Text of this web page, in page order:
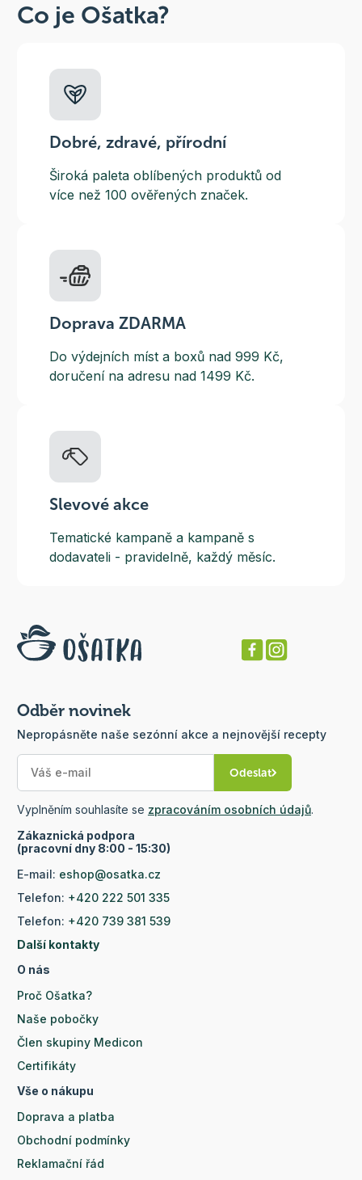
Co je Ošatka?
Dobré, zdravé, přírodní
Široká paleta oblíbených produktů od
více než 100 ověřených značek.
Doprava ZDARMA
Do výdejních míst a boxů nad 999 Kč,
doručení na adresu nad 1499 Kč.
Slevové akce
Tematické kampaně a kampaně s
dodavateli - pravidelně, každý měsíc.
Odběr novinek
Nepropásněte naše sezónní akce a nejnovější recepty
Odeslat
Vyplněním souhlasíte se zpracováním osobních údajů.
Zákaznická podpora
(pracovní dny 8:00 - 15:30)
E-mail: eshop@osatka.cz
Telefon: +420 222 501 335
Telefon: +420 739 381 539
Další kontakty
O nás
Proč Ošatka?
Naše pobočky
Člen skupiny Medicon
Certifikáty
Vše o nákupu
Doprava a platba
Obchodní podmínky
Reklamační řád